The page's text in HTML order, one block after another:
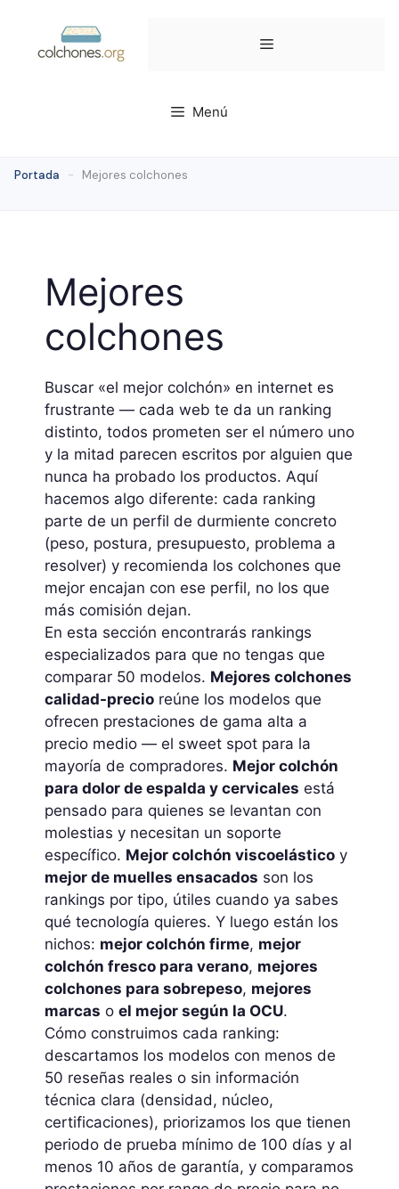
contenido
Menú
Menú
Portada - Mejores colchones
Mejores
colchones
Buscar «el mejor colchón» en internet es
frustrante — cada web te da un ranking
distinto, todos prometen ser el número uno
y la mitad parecen escritos por alguien que
nunca ha probado los productos. Aquí
hacemos algo diferente: cada ranking
parte de un perfil de durmiente concreto
(peso, postura, presupuesto, problema a
resolver) y recomienda los colchones que
mejor encajan con ese perfil, no los que
más comisión dejan.
En esta sección encontrarás rankings
especializados para que no tengas que
comparar 50 modelos. Mejores colchones
calidad-precio reúne los modelos que
ofrecen prestaciones de gama alta a
precio medio — el sweet spot para la
mayoría de compradores. Mejor colchón
para dolor de espalda y cervicales está
pensado para quienes se levantan con
molestias y necesitan un soporte
específico. Mejor colchón viscoelástico y
mejor de muelles ensacados son los
rankings por tipo, útiles cuando ya sabes
qué tecnología quieres. Y luego están los
nichos: mejor colchón firme, mejor
colchón fresco para verano, mejores
colchones para sobrepeso, mejores
marcas o el mejor según la OCU.
Cómo construimos cada ranking:
descartamos los modelos con menos de
50 reseñas reales o sin información
técnica clara (densidad, núcleo,
certificaciones), priorizamos los que tienen
periodo de prueba mínimo de 100 días y al
menos 10 años de garantía, y comparamos